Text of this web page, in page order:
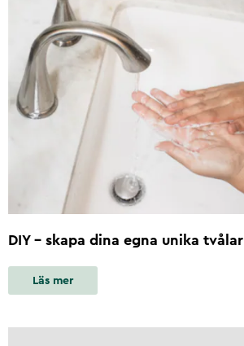
DIY – skapa dina egna unika tvålar
Läs mer